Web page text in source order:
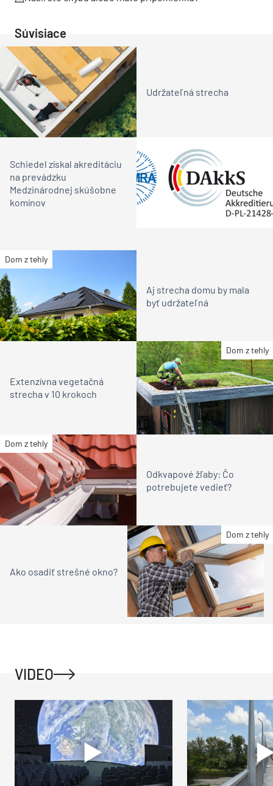
Súvisiace
Udržateľná strecha
Schiedel získal akreditáciu
na prevádzku
Medzinárodnej skúšobne
komínov
Dom z tehly
Aj strecha domu by mala
byť udržateľná
Dom z tehly
Extenzívna vegetačná
strecha v 10 krokoch
Dom z tehly
Odkvapové žľaby: Čo
potrebujete vedieť?
Dom z tehly
Ako osadiť strešné okno?
VIDEO